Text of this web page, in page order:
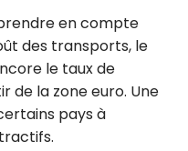
en compte
des transports, le
le taux de
de la zone euro. Une
pays à